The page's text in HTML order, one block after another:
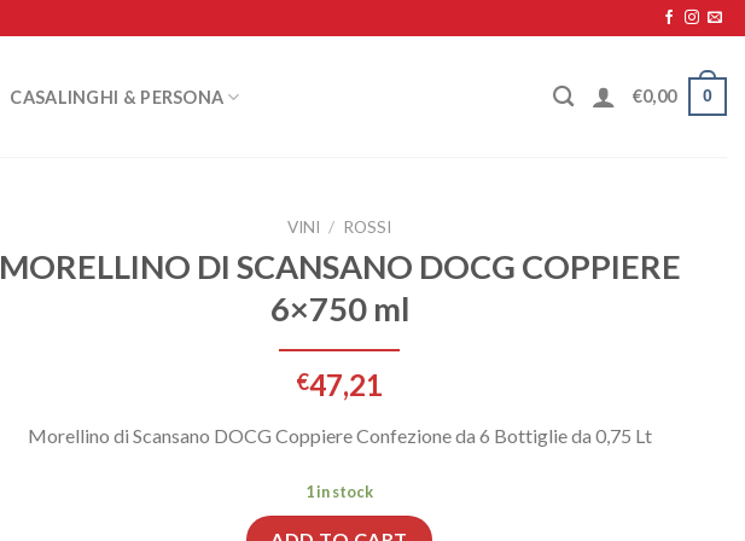
CASALINGHI & PERSONA €0,00 0
VINI / ROSSI
MORELLINO DI SCANSANO DOCG COPPIERE
6×750 ml
€47,21
Morellino di Scansano DOCG Coppiere Confezione da 6 Bottiglie da 0,75 Lt
1 in stock